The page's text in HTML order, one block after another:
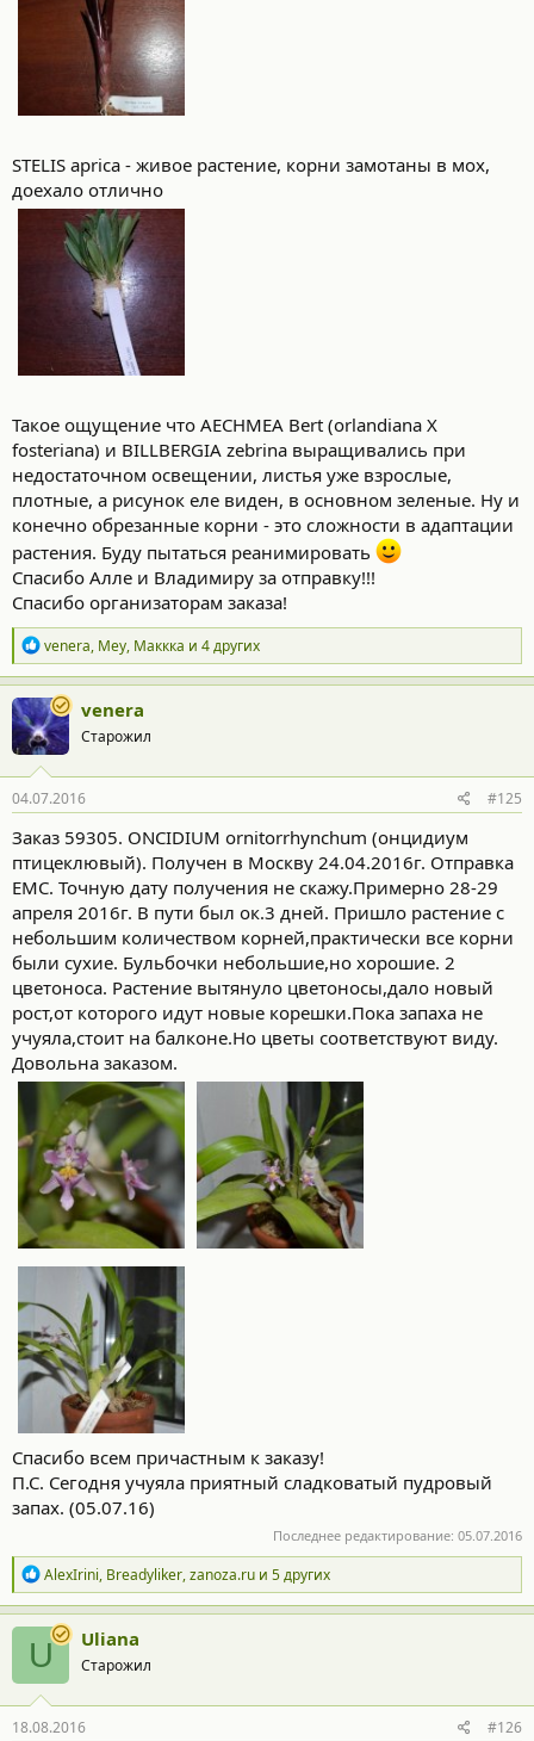
STELIS aprica - живое растение, корни замотаны в мох,
доехало отлично
Такое ощущение что AECHMEA Bert (orlandiana X
fosteriana) и BILLBERGIA zebrina выращивались при
недостаточном освещении, листья уже взрослые,
плотные, а рисунок еле виден, в основном зеленые. Ну и
конечно обрезанные корни - это сложности в адаптации
растения. Буду пытаться реанимировать
Спасибо Алле и Владимиру за отправку!!!
Спасибо организаторам заказа!
Р
е
а
к
ц
и
и
:
venera, Mey, Маккка и 4 других
venera
Старожил
04.07.2016 #125
Заказ 59305. ONCIDIUM ornitorrhynchum (онцидиум
птицеклювый). Получен в Москву 24.04.2016г. Отправка
ЕМС. Точную дату получения не скажу.Примерно 28-29
апреля 2016г. В пути был ок.3 дней. Пришло растение с
небольшим количеством корней,практически все корни
были сухие. Бульбочки небольшие,но хорошие. 2
цветоноса. Растение вытянуло цветоносы,дало новый
рост,от которого идут новые корешки.Пока запаха не
учуяла,стоит на балконе.Но цветы соответствуют виду.
Довольна заказом.
Спасибо всем причастным к заказу!
П.С. Сегодня учуяла приятный сладковатый пудровый
запах. (05.07.16)
Последнее редактирование: 05.07.2016
Р
е
а
к
ц
и
и
:
AlexIrini, Breadyliker,zanoza.ru и 5 других
U Uliana
Старожил
18.08.2016 #126